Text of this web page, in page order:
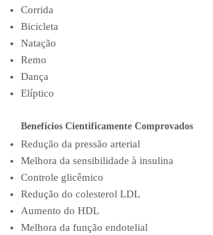
Corrida
Bicicleta
Natação
Remo
Dança
Elíptico
Benefícios Cientificamente Comprovados
Redução da pressão arterial
Melhora da sensibilidade à insulina
Controle glicêmico
Redução do colesterol LDL
Aumento do HDL
Melhora da função endotelial